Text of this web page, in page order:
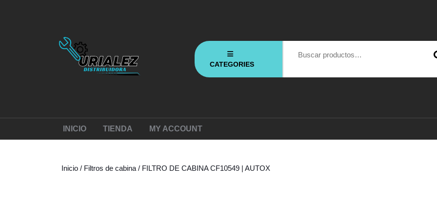
CATEGORIES
INICIO TIENDA MY ACCOUNT
Inicio / Filtros de cabina / FILTRO DE CABINA CF10549 | AUTOX